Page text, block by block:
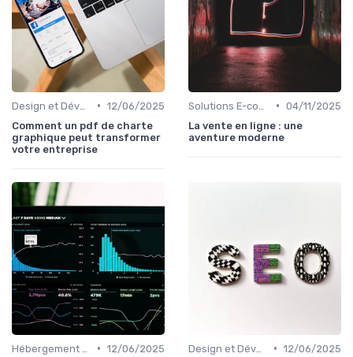
• 12/06/2025
Comment un pdf de charte
graphique peut transformer
votre entreprise
• 04/11/2025
La vente en ligne : une
aventure moderne
• 12/06/2025
• 12/06/2025